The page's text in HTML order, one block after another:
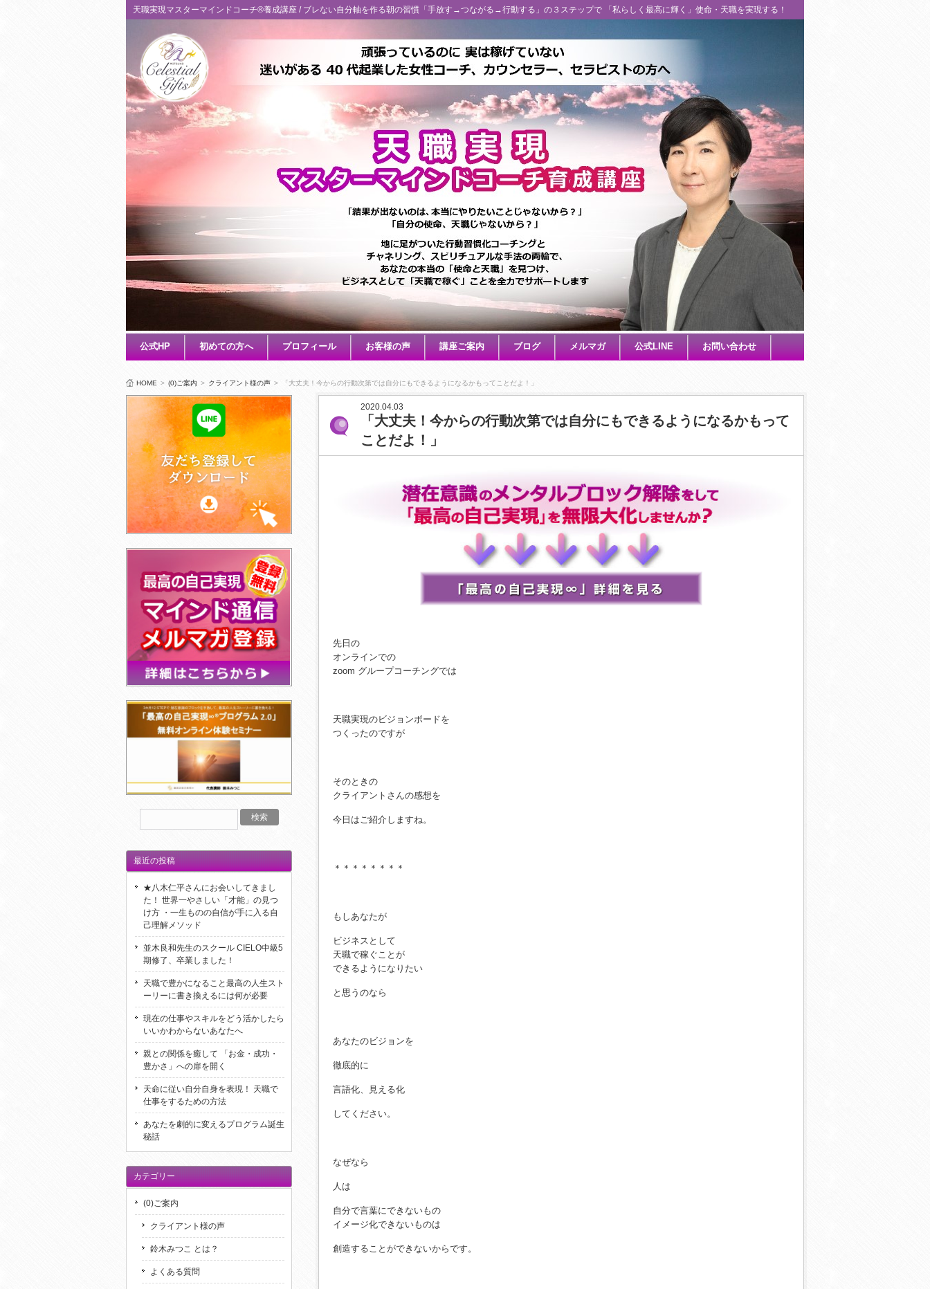
天職実現マスターマインドコーチ®養成講座 / ブレない自分軸を作る朝の習慣「手放す→つながる→行動する」の３ステップで 「私らしく最高に輝く」使命・天職を実現する！
公式HP 初めての方へ プロフィール お客様の声 講座ご案内 ブログ メルマガ 公式LINE お問い合わせ
HOME > (0)ご案内 > クライアント様の声 > 「大丈夫！今からの行動次第では自分にもできるようになるかもってことだよ！」
2020.04.03
「大丈夫！今からの行動次第では自分にもできるようになるかもって
ことだよ！」
先日の
オンラインでの
zoom グループコーチングでは
天職実現のビジョンボードを
つくったのですが
そのときの
クライアントさんの感想を
今日はご紹介しますね。
＊＊＊＊＊＊＊＊
もしあなたが
ビジネスとして
天職で稼ぐことが
できるようになりたい
と思うのなら
あなたのビジョンを
徹底的に
言語化、見える化
してください。
なぜなら
人は
自分で言葉にできないもの
イメージ化できないものは
創造することができないからです。
最近の投稿
★八木仁平さんにお会いしてきまし
た！ 世界一やさしい「才能」の見つ
け方 ・一生ものの自信が手に入る自
己理解メソッド
並木良和先生のスクール CIELO中級5
期修了、卒業しました！
天職で豊かになること最高の人生スト
ーリーに書き換えるには何が必要
現在の仕事やスキルをどう活かしたら
いいかわからないあなたへ
親との関係を癒して 「お金・成功・
豊かさ」への扉を開く
天命に従い自分自身を表現！ 天職で
仕事をするための方法
あなたを劇的に変えるプログラム誕生
秘話
カテゴリー
(0)ご案内
クライアント様の声
鈴木みつこ とは？
よくある質問